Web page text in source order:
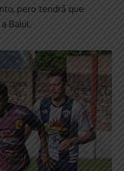
pero tendrá que
Balul.